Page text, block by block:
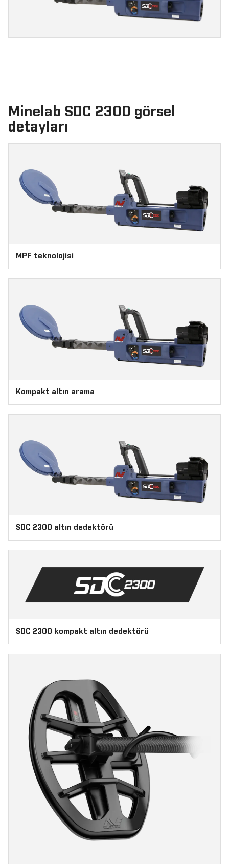
Minelab SDC 2300 görsel
detayları
MPF teknolojisi
Kompakt altın arama
SDC 2300 altın dedektörü
SDC 2300 kompakt altın dedektörü